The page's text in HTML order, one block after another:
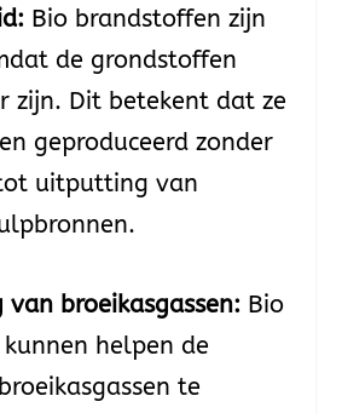
Bio brandstoffen zijn
de grondstoffen
zijn. Dit betekent dat ze
geproduceerd zonder
uitputting van
van broeikasgassen: Bio
helpen de
te